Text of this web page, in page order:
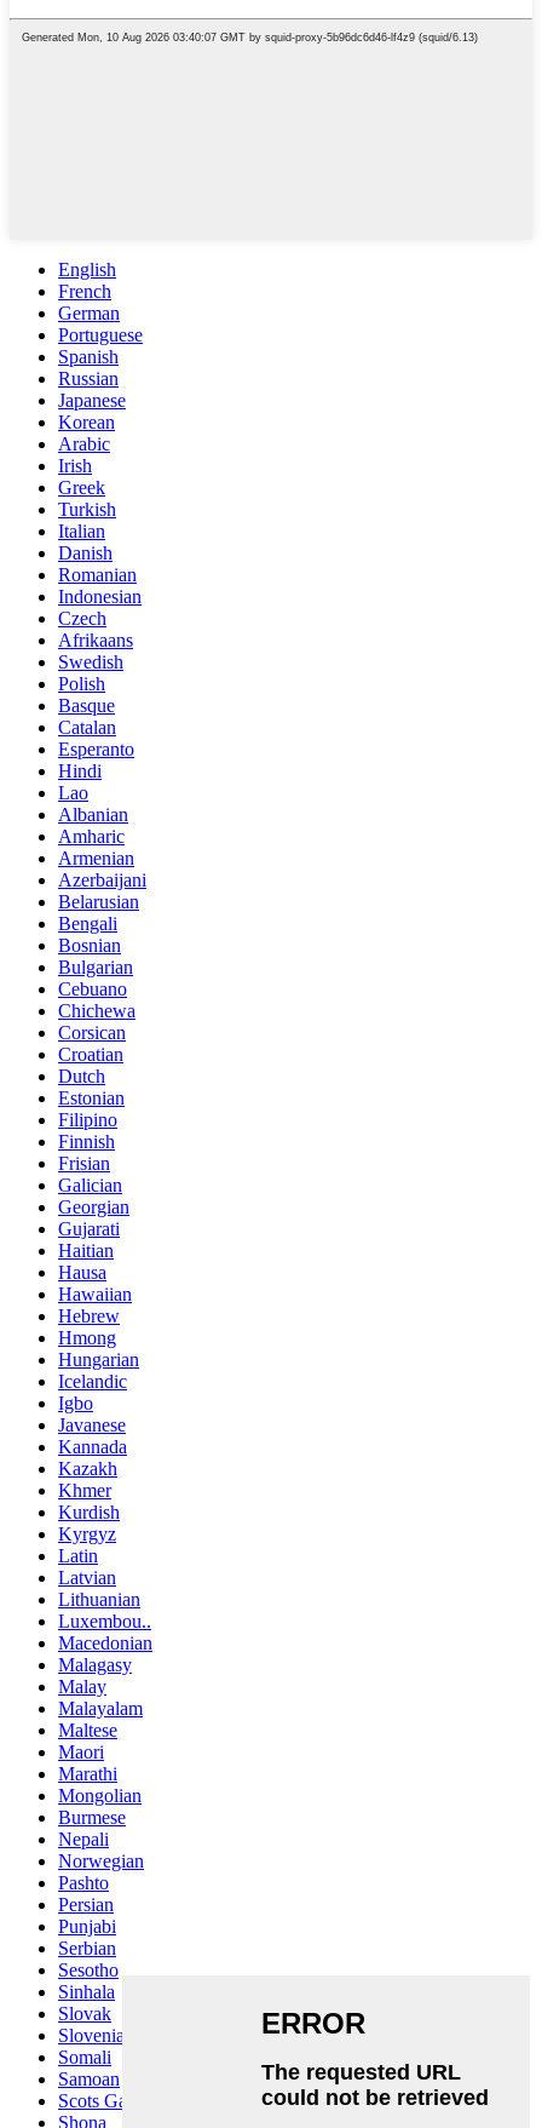
English
French
German
Portuguese
Spanish
Russian
Japanese
Korean
Arabic
Irish
Greek
Turkish
Italian
Danish
Romanian
Indonesian
Czech
Afrikaans
Swedish
Polish
Basque
Catalan
Esperanto
Hindi
Lao
Albanian
Amharic
Armenian
Azerbaijani
Belarusian
Bengali
Bosnian
Bulgarian
Cebuano
Chichewa
Corsican
Croatian
Dutch
Estonian
Filipino
Finnish
Frisian
Galician
Georgian
Gujarati
Haitian
Hausa
Hawaiian
Hebrew
Hmong
Hungarian
Icelandic
Igbo
Javanese
Kannada
Kazakh
Khmer
Kurdish
Kyrgyz
Latin
Latvian
Lithuanian
Luxembou..
Macedonian
Malagasy
Malay
Malayalam
Maltese
Maori
Marathi
Mongolian
Burmese
Nepali
Norwegian
Pashto
Persian
Punjabi
Serbian
Sesotho
Sinhala
Slovak
Slovenian
Somali
Samoan
Scots Gaelic
Shona